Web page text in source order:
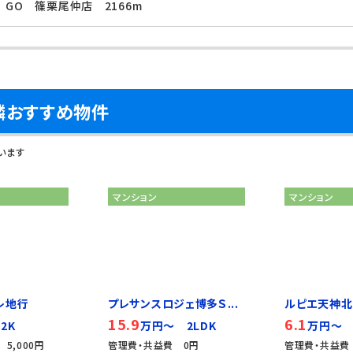
GO 篠栗尾仲店 2166m
すすめ物件
ます
地行
5,000円
マンション
プレサンスロジェ博多Ｓ...
15.9万円～ 2LDK
管理費・共益費 0円
マンション
ルピエ天神北
6.1万円～
管理費・共益